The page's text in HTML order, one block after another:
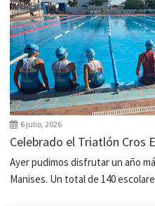
6 julio, 2026
Celebrado el Triatlón Cros
Ayer pudimos disfrutar un año
Manises. Un total de 140